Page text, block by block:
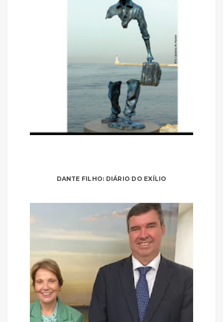
DANTE FILHO: DIÁRIO DO EXÍLIO